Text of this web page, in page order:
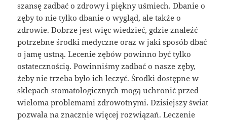
szansę zadbać o zdrowy i piękny uśmiech. Dbanie o
zęby to nie tylko dbanie o wygląd, ale także o
zdrowie. Dobrze jest więc wiedzieć, gdzie znaleźć
potrzebne środki medyczne oraz w jaki sposób dbać
o jamę ustną. Lecenie zębów powinno być tylko
ostatecznością. Powinniśmy zadbać o nasze zęby,
żeby nie trzeba było ich leczyć. Środki dostępne w
sklepach stomatologicznych mogą uchronić przed
wieloma problemami zdrowotnymi. Dzisiejszy świat
pozwala na znacznie więcej rozwiązań. Leczenie